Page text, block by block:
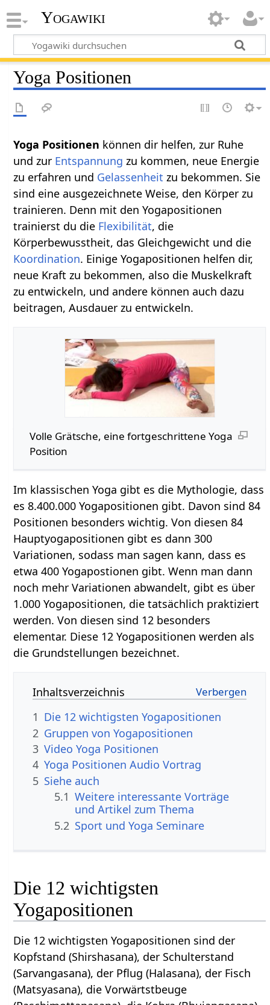
Yogawiki
Yoga Positionen
Yoga Positionen können dir helfen, zur Ruhe
und zur Entspannung zu kommen, neue Energie
zu erfahren und Gelassenheit zu bekommen. Sie
sind eine ausgezeichnete Weise, den Körper zu
trainieren. Denn mit den Yogapositionen
trainierst du die Flexibilität, die
Körperbewusstheit, das Gleichgewicht und die
Koordination. Einige Yogapositionen helfen dir,
neue Kraft zu bekommen, also die Muskelkraft
zu entwickeln, und andere können auch dazu
beitragen, Ausdauer zu entwickeln.
Volle Grätsche, eine fortgeschrittene Yoga
Position
Im klassischen Yoga gibt es die Mythologie, dass
es 8.400.000 Yogapositionen gibt. Davon sind 84
Positionen besonders wichtig. Von diesen 84
Hauptyogapositionen gibt es dann 300
Variationen, sodass man sagen kann, dass es
etwa 400 Yogapostionen gibt. Wenn man dann
noch mehr Variationen abwandelt, gibt es über
1.000 Yogapositionen, die tatsächlich praktiziert
werden. Von diesen sind 12 besonders
elementar. Diese 12 Yogapositionen werden als
die Grundstellungen bezeichnet.
Inhaltsverzeichnis
1 Die 12 wichtigsten Yogapositionen
2 Gruppen von Yogapositionen
3 Video Yoga Positionen
4 Yoga Positionen Audio Vortrag
5 Siehe auch
5.1 Weitere interessante Vorträge
und Artikel zum Thema
5.2 Sport und Yoga Seminare
Die 12 wichtigsten
Yogapositionen
Die 12 wichtigsten Yogapositionen sind der
Kopfstand (Shirshasana), der Schulterstand
(Sarvangasana), der Pflug (Halasana), der Fisch
(Matsyasana), die Vorwärtstbeuge